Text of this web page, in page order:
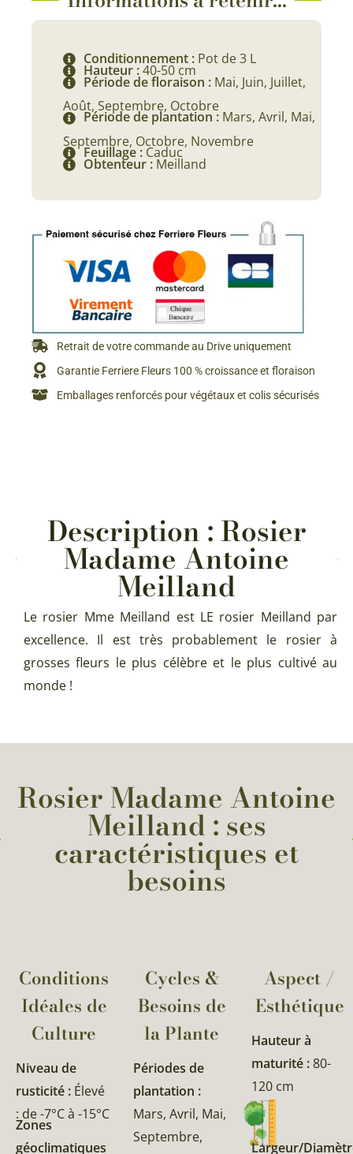
Conditionnement : Pot de 3 L
Hauteur :40-50 cm
Période de floraison : Mai, Juin, Juillet,
Août, Septembre, Octobre
Période de plantation : Mars, Avril, Mai,
Septembre, Octobre, Novembre
Feuillage : Caduc
Obtenteur : Meilland
Retrait de votre commande au Drive uniquement
Garantie Ferriere Fleurs 100 % croissance et floraison
Emballages renforcés pour végétaux et colis sécurisés
Description : Rosier
Madame Antoine
Meilland
Le rosier Mme Meilland est LE rosier Meilland par
excellence. Il est très probablement le rosier à
grosses fleurs le plus célèbre et le plus cultivé au
monde !
Rosier Madame Antoine
Meilland : ses
caractéristiques et
besoins
Conditions
Idéales de
Culture
Niveau de
rusticité : Élevé
: de -7°C à -15°C
Zones
géoclimatiques
Cycles &
Besoins de
la Plante​
Périodes de
plantation :
Mars, Avril, Mai,
Septembre,
Aspect /
Esthétique
Hauteur à
maturité :80-
120 cm
Largeur/